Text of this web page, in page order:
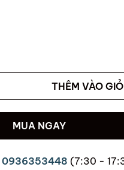
THÊM VÀO GIỎ
MUA NGAY
0936353448 (7:30 -